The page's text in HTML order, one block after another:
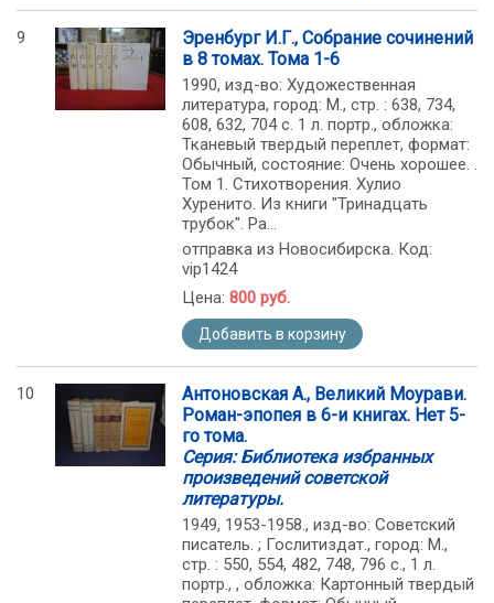
9
Эренбург И.Г., Собрание сочинений
в 8 томах. Тома 1-6
1990, изд-во: Художественная
литература, город: М., стр. : 638, 734,
608, 632, 704 с. 1 л. портр., обложка:
Тканевый твердый переплет, формат:
Обычный, состояние: Очень хорошее. .
Том 1. Стихотворения. Хулио
Хуренито. Из книги "Тринадцать
трубок". Ра...
отправка из Новосибирска. Код:
vip1424
Цена: 800 руб.
Добавить в корзину
10
Антоновская А., Великий Моурави.
Роман-эпопея в 6-и книгах. Нет 5-
го тома.
Серия: Библиотека избранных
произведений советской
литературы.
1949, 1953-1958., изд-во: Советский
писатель. ; Гослитиздат., город: М.,
стр. : 550, 554, 482, 748, 796 с., 1 л.
портр., , обложка: Картонный твердый